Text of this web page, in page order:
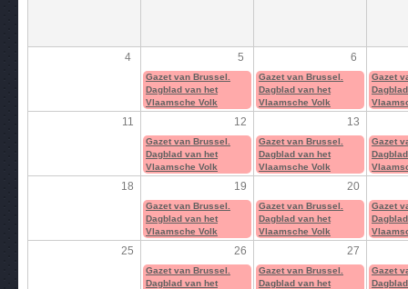
4 5 6
Gazet van Brussel.
Dagblad van het
Vlaamsche Volk
Gazet van Brussel.
Dagblad van het
Vlaamsche Volk
Gazet
11 12 13
Gazet van Brussel.
Dagblad van het
Vlaamsche Volk
Gazet van Brussel.
Dagblad van het
Vlaamsche Volk
Gazet
18 19 20
Gazet van Brussel.
Dagblad van het
Vlaamsche Volk
Gazet van Brussel.
Dagblad van het
Vlaamsche Volk
Gazet
25 26 27
Gazet van Brussel.
Dagblad van het
Gazet van Brussel.
Dagblad van het
Gazet